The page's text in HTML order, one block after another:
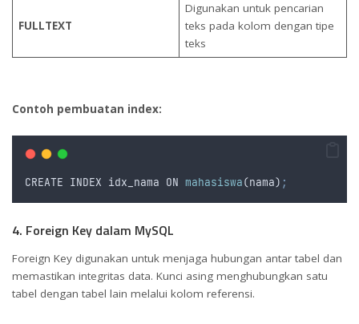
FULLTEXT
Digunakan untuk pencarian
teks pada kolom dengan tipe
teks
Contoh pembuatan index:
CREATE INDEX idx_nama ON mahasiswa(nama) ;
4. Foreign Key dalam MySQL
Foreign Key digunakan untuk menjaga hubungan antar tabel dan
memastikan integritas data. Kunci asing menghubungkan satu
tabel dengan tabel lain melalui kolom referensi.